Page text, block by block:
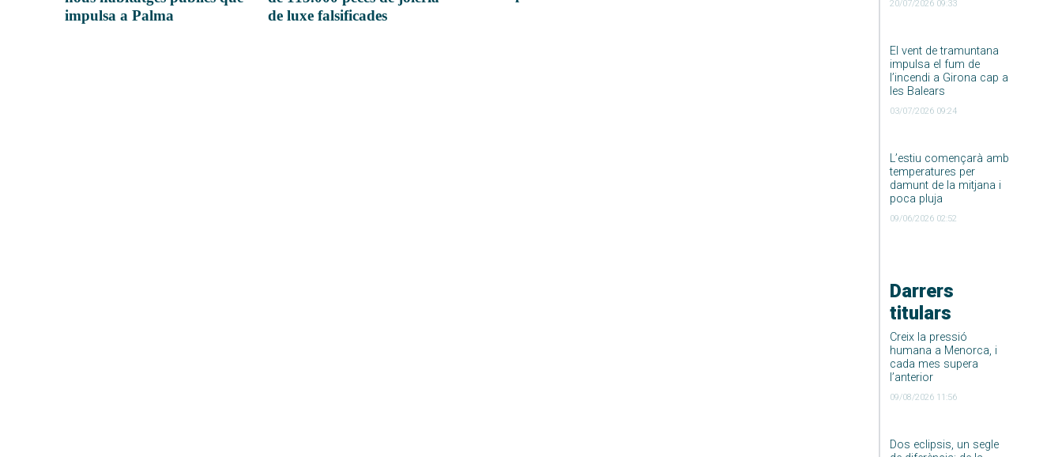
20/07/2026 09:33
El vent de tramuntana
impulsa el fum de
l’incendi a Girona cap a
les Balears
03/07/2026 09:24
L’estiu començarà amb
temperatures per
damunt de la mitjana i
poca pluja
09/06/2026 02:52
Darrers
titulars
Creix la pressió
humana a Menorca, i
cada mes supera
l’anterior
09/08/2026 11:56
Dos eclipsis, un segle
impulsa a Palma
de luxe falsificades